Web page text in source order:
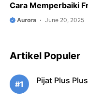
Cara Memperbaiki
Aurora June 20, 2025
Artikel Populer
#1 Pijat Plus